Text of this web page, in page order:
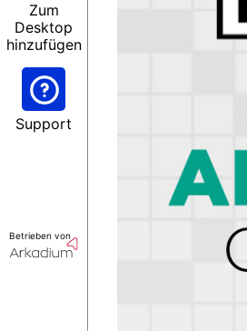
Zum
Desktop
hinzufügen
Support
Betrieben von